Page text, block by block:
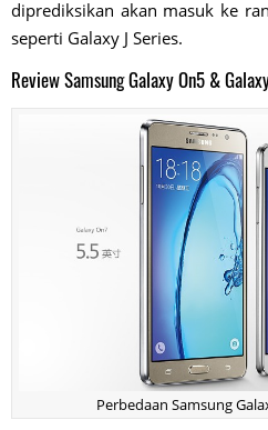
diprediksikan akan masuk ke
seperti Galaxy J Series.
Review Samsung Galaxy On5 &
Perbedaan Samsung